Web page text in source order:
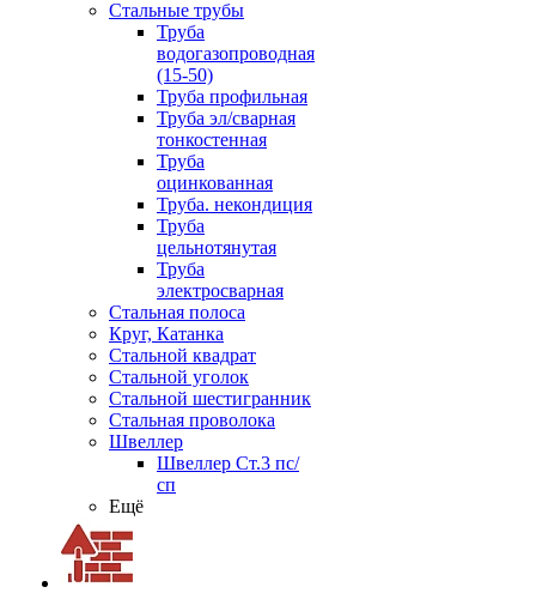
Стальные трубы
Труба
водогазопроводная
(15-50)
Труба профильная
Труба эл/сварная
тонкостенная
Труба
оцинкованная
Труба. некондиция
Труба
цельнотянутая
Труба
электросварная
Стальная полоса
Круг, Катанка
Стальной квадрат
Стальной уголок
Стальной шестигранник
Стальная проволока
Швеллер
Швеллер Ст.3 пс/
сп
Ещё